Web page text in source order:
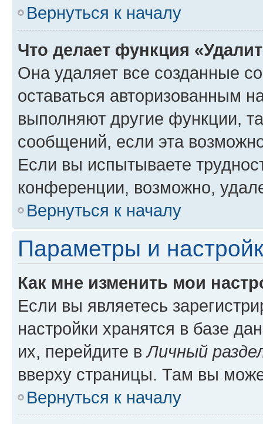
Вернуться к началу
Что делает функция
Она удаляет все созданные
оставаться авторизованным
выполняют другие функции,
сообщений, если эта
Если вы испытываете
конференции, возможно,
Вернуться к началу
Параметры и
Как мне изменить мои
Если вы являетесь
настройки хранятся в базе
их, перейдите вЛичный
вверху страницы. Там вы
Вернуться к началу